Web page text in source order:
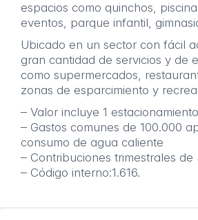
espacios como quinchos,
eventos, parque infantil,
Ubicado en un sector con fácil
gran cantidad de servicios y de
como supermercados,
zonas de esparcimiento y
– Valor incluye 1
– Gastos comunes de 100.000
consumo de agua caliente
– Contribuciones trimestrales de
– Código interno:1.616.